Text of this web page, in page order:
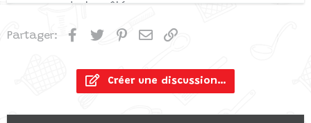
s'est arrêté
Réponses: 33
Partager: FacebookTwitterPinterest
Email
Créer une discussion…